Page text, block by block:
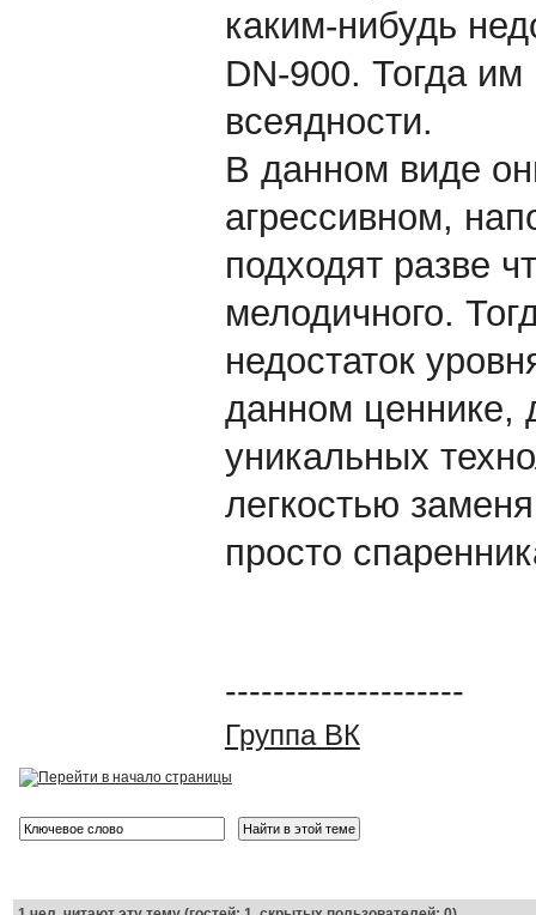
каким-нибудь
DN-900. Тогда
всеядности.
В данном виде
агрессивном,
подходят разве
мелодичного.
недостаток
данном ценнике,
уникальных
легкостью
просто
--------------------
Группа ВК